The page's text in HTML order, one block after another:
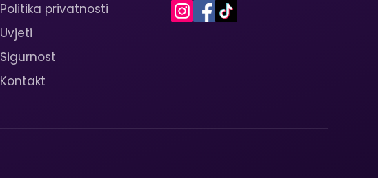
Politika privatnosti
Uvjeti
Sigurnost
Kontakt